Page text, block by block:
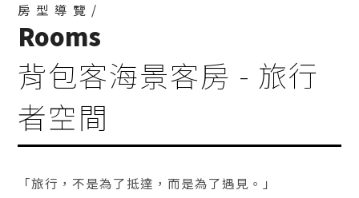
房型導覽/
Rooms
背包客海景客房 - 旅行
者空間
「旅行，不是為了抵達，而是為了遇見。」